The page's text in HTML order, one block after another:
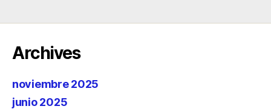
Archives
noviembre 2025
junio 2025